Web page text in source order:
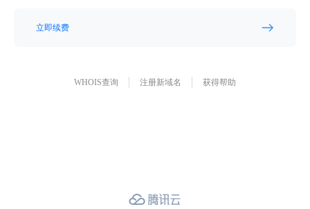
立即续费
WHOIS查询 注册新域名 获得帮助